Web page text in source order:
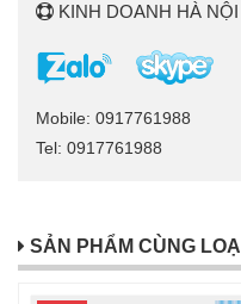
KINH DOANH HÀ NỘI
Mobile: 0917761988
Tel: 0917761988
SẢN PHẨM CÙNG LOẠI